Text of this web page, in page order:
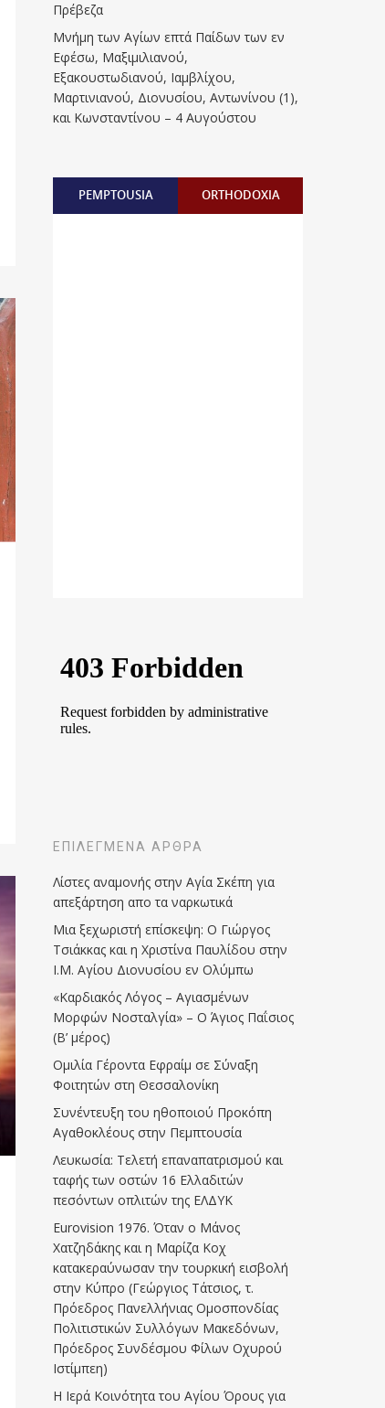
Πρέβεζα
Μνήμη των Aγίων επτά Παίδων των εν
Eφέσω, Mαξιμιλιανού,
Eξακουστωδιανού, Iαμβλίχου,
Mαρτινιανού, Διονυσίου, Aντωνίνου (1),
και Kωνσταντίνου – 4 Αυγούστου
PEMPTOUSIA ORTHODOXIA
ΕΠΙΛΕΓΜΈΝΑ ΆΡΘΡΑ
Λίστες αναμονής στην Αγία Σκέπη για
απεξάρτηση απο τα ναρκωτικά
Μια ξεχωριστή επίσκεψη: Ο Γιώργος
Τσιάκκας και η Χριστίνα Παυλίδου στην
Ι.Μ. Αγίου Διονυσίου εν Ολύμπω
«Καρδιακός Λόγος – Αγιασμένων
Μορφών Νοσταλγία» – Ο Άγιος Παΐσιος
(Β’ μέρος)
Ομιλία Γέροντα Εφραίμ σε Σύναξη
Φοιτητών στη Θεσσαλονίκη
Συνέντευξη του ηθοποιού Προκόπη
Αγαθοκλέους στην Πεμπτουσία
Λευκωσία: Τελετή επαναπατρισμού και
ταφής των οστών 16 Ελλαδιτών
πεσόντων οπλιτών της ΕΛΔΥΚ
Eurovision 1976. Όταν ο Μάνος
Χατζηδάκης και η Μαρίζα Κοχ
κατακεραύνωσαν την τουρκική εισβολή
στην Κύπρο (Γεώργιος Τάτσιος, τ.
Πρόεδρος Πανελλήνιας Ομοσπονδίας
Πολιτιστικών Συλλόγων Μακεδόνων,
Πρόεδρος Συνδέσμου Φίλων Οχυρού
Ιστίμπεη)
Η Ιερά Κοινότητα του Αγίου Όρους για